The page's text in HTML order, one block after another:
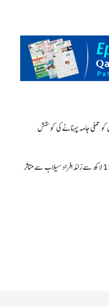
عملی جامہ پہنانے کی کوشش